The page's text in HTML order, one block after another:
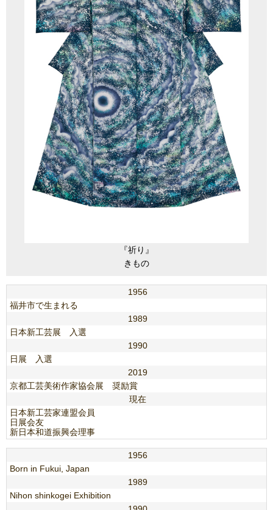
『祈り』
きもの
1956
福井市で生まれる
1989
日本新工芸展 入選
1990
日展 入選
2019
京都工芸美術作家協会展 奨励賞
現在
日本新工芸家連盟会員
日展会友
新日本和道振興会理事
1956
Born in Fukui, Japan
1989
Nihon shinkogei Exhibition